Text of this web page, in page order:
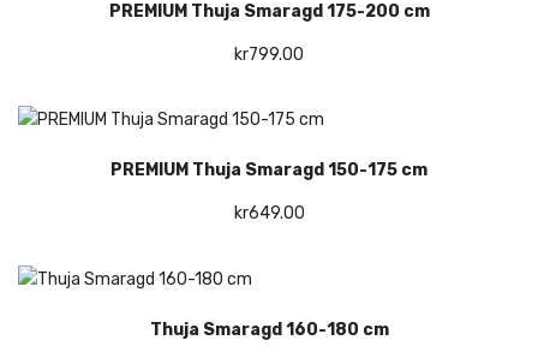
Thuja Smaragd 160-180 cm
PREMIUM Thuja Smaragd 150-175 cm
kr649.00
PREMIUM Thuja Smaragd 175-200 cm
kr799.00